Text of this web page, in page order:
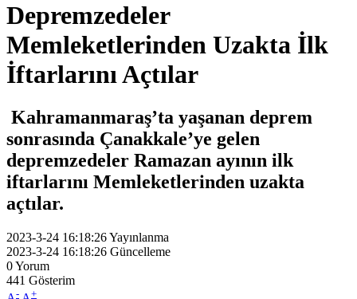
Depremzedeler
Memleketlerinden Uzakta İlk
İftarlarını Açtılar
Kahramanmaraş’ta yaşanan deprem
sonrasında Çanakkale’ye gelen
depremzedeler Ramazan ayının ilk
iftarlarını Memleketlerinden uzakta
açtılar.
2023-3-24 16:18:26Yayınlanma
2023-3-24 16:18:26 Güncelleme
0Yorum
441 Gösterim
- +